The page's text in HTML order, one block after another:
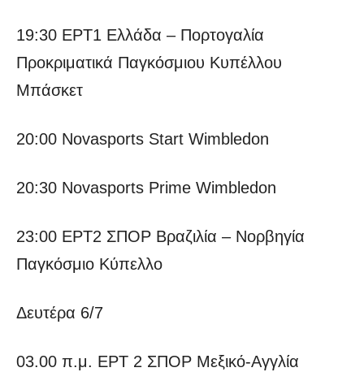
19:30 ΕΡΤ1 Ελλάδα – Πορτογαλία
Προκριματικά Παγκόσμιου Κυπέλλου
Μπάσκετ
20:00 Novasports Start Wimbledon
20:30 Novasports Prime Wimbledon
23:00 ΕΡΤ2 ΣΠΟΡ Βραζιλία – Νορβηγία
Παγκόσμιο Κύπελλο
Δευτέρα 6/7
03.00 π.μ. ΕΡΤ 2 ΣΠΟΡ Μεξικό-Αγγλία